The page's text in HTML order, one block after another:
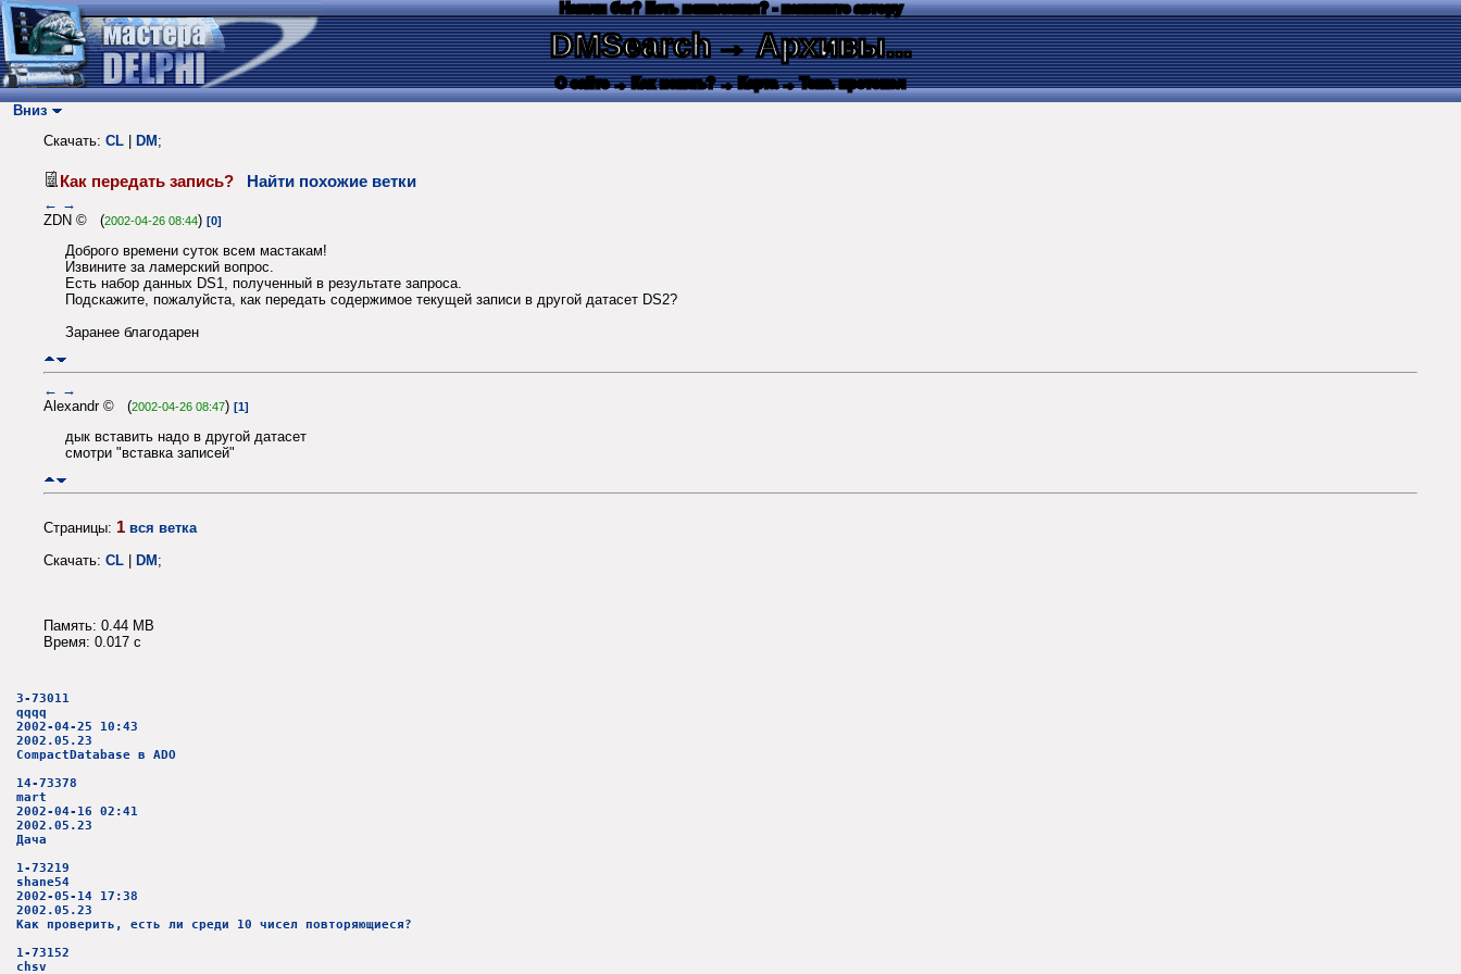
Нашли баг? Есть пожелания? - напишите автору
DMSearch→ Архивы...
О сайте → Как искать? → Карта → Текс. протокол
Вниз
Скачать: CL DM ;
Как передать запись? Найти похожие ветки
← →
ZDN © (2002-04-26 08:44) [0]
Доброго времени суток всем мастакам!
Извините за ламерский вопрос.
Есть набор данных DS1, полученный в результате запроса.
Подскажите, пожалуйста, как передать содержимое текущей записи в другой датасет DS2?
Заранее благодарен
← →
Alexandr © (2002-04-26 08:47) [1]
дык вставить надо в другой датасет
смотри "вставка записей"
Страницы: 1 вся ветка
Скачать: CL DM ;
Память: 0.44 MB
Время: 0.017 c
3-73011
qqqq
2002-04-25 10:43
2002.05.23
CompactDatabase в ADO
14-73378
mart
2002-04-16 02:41
2002.05.23
Дача
1-73219
shane54
2002-05-14 17:38
2002.05.23
Как проверить, есть ли среди 10 чисел повторяющиеся?
1-73152
chsv